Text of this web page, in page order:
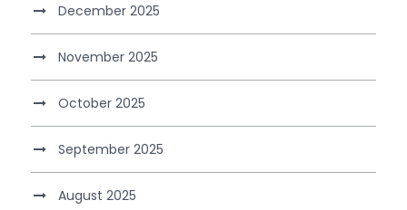
December 2025
November 2025
October 2025
September 2025
August 2025